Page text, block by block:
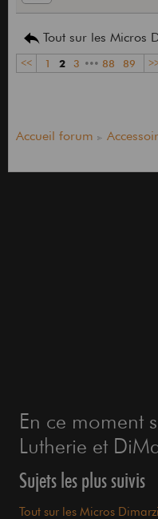
Tout sur les Micros
<< 1 2 3 ••• 88 89
Accueil forum
En ce moment
Lutherie et
Sujets les plus suivis
Tout sur les Micros